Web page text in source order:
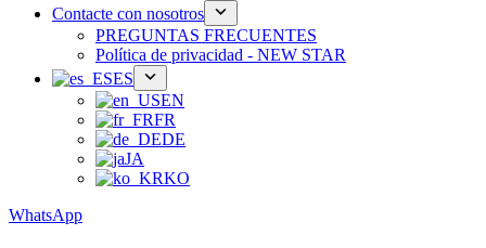
Contacte con nosotros
PREGUNTAS FRECUENTES
Política de privacidad - NEW STAR
ES
EN
FR
DE
JA
KO
WhatsApp